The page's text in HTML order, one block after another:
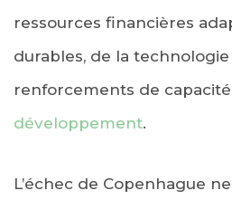
ressources financières
durables, de la
renforcements de
développement.
L’échec de Copenhague